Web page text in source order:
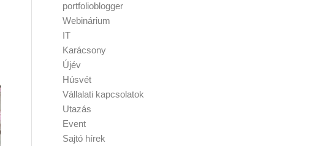
portfolioblogger
Webinárium
IT
Karácsony
Újév
Húsvét
Vállalati kapcsolatok
Utazás
Event
Sajtó hírek